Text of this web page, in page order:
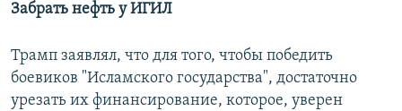
Забрать нефть у ИГИЛ
Трамп заявлял, что для того, чтобы победить
боевиков "Исламского государства", достаточно
урезать их финансирование, которое, уверен